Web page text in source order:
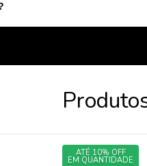
ATÉ 10% OFF
EM QUANTIDADE